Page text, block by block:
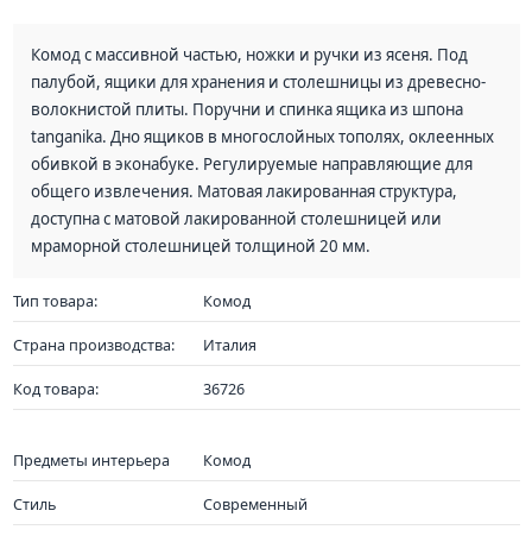
Комод с массивной частью, ножки и ручки из ясеня. Под
палубой, ящики для хранения и столешницы из древесно-
волокнистой плиты. Поручни и спинка ящика из шпона
tanganika. Дно ящиков в многослойных тополях, оклеенных
обивкой в эконабуке. Регулируемые направляющие для
общего извлечения. Матовая лакированная структура,
доступна с матовой лакированной столешницей или
мраморной столешницей толщиной 20 мм.
Тип товара: Комод
Страна производства: Италия
Код товара: 36726
Предметы интерьера Комод
Стиль Современный